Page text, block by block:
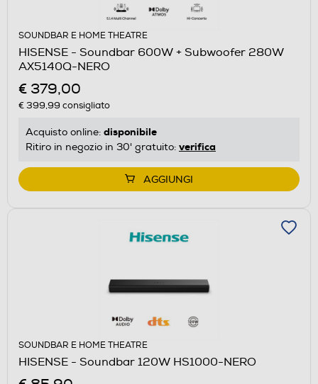
SOUNDBAR E HOME THEATRE
HISENSE - Soundbar 600W + Subwoofer 280W
AX5140Q-NERO
€ 379,00
€ 399,99 consigliato
Acquisto online: disponibile
Ritiro in negozio in 30' gratuito: verifica
AGGIUNGI
SOUNDBAR E HOME THEATRE
HISENSE - Soundbar 120W HS1000-NERO